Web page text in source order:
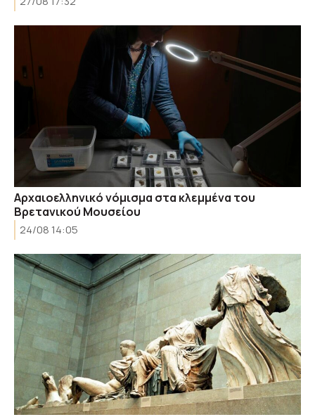
Αρχαιοελληνικό νόμισμα στα κλεμμένα του
Βρετανικού Μουσείου
24/08 14:05